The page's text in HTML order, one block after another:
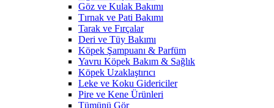
Göz ve Kulak Bakımı
Tırnak ve Pati Bakımı
Tarak ve Fırçalar
Deri ve Tüy Bakımı
Köpek Şampuanı & Parfüm
Yavru Köpek Bakım & Sağlık
Köpek Uzaklaştırıcı
Leke ve Koku Gidericiler
Pire ve Kene Ürünleri
Tümünü Gör